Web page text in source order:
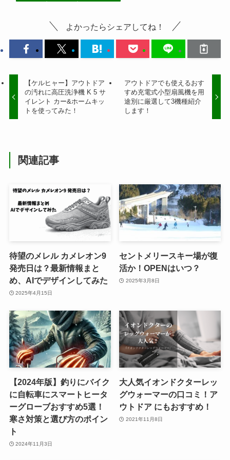
よかったらシェアしてね！
【ケルヒャー】アウトドア
の汚れに高圧洗浄機 K 5 サ
イレント カー&ホームキッ
トを使ってみた！
アウトドアでも使えるおす
すめ充電式小型扇風機を用
途別に厳選して3機種紹介
します！
関連記事
待望のメレル カメレオン9
発売日は？最新情報まと
め、AIでデザインしてみた
2025年4月15日
セントメリースキー場が復
活か！OPENはいつ？
2025年3月8日
【2024年版】釣りにバイク
に自転車にスマートヒータ
ーグローブおすすめ5選！
寒さ対策と選び方のポイン
ト
2024年11月3日
大人気イオンドクターレッ
グウォーマーの口コミ！ア
ウトドア にもおすすめ！
2021年11月8日